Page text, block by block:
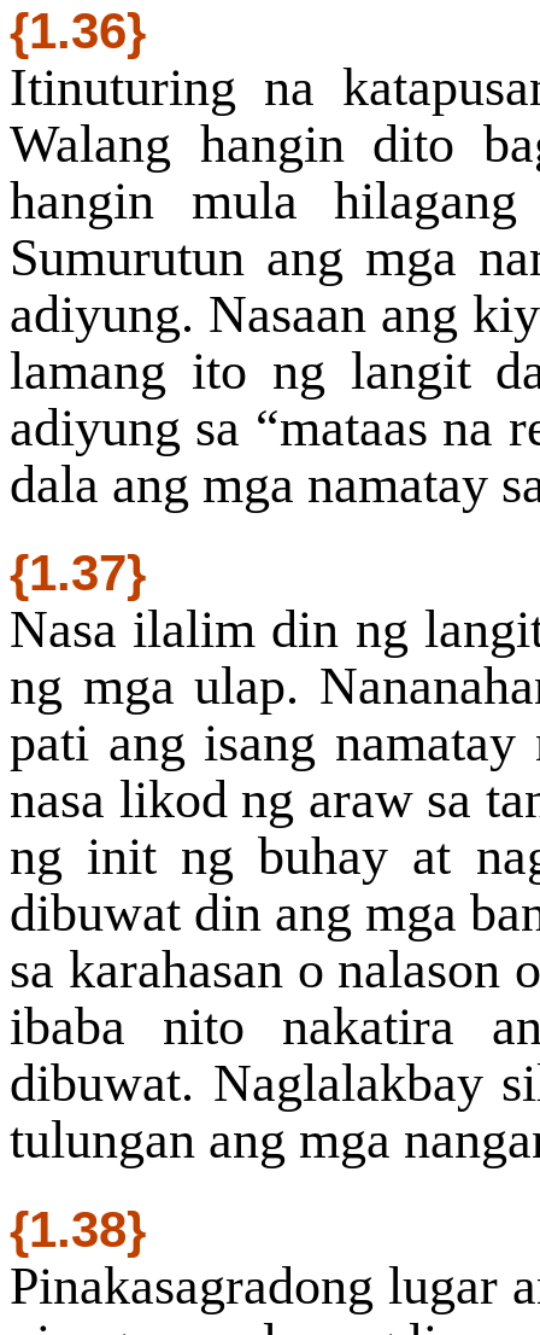
{1.36}
Itinuturing na
Walang hangin dito
hangin mula
Sumurutun ang mga
adiyung. Nasaan ang
lamang ito ng langit
adiyung sa “mataas na
dala ang mga namatay
{1.37}
Nasa ilalim din ng
ng mga ulap.
pati ang isang
nasa likod ng araw sa
ng init ng buhay at
dibuwat din ang mga
sa karahasan o nalason
ibaba nito nakatira
dibuwat. Naglalakbay
tulungan ang mga
{1.38}
Pinakasagradong lugar